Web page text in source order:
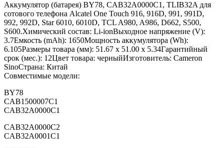
Аккумулятор (батарея) BY78, CAB32A0000C1, TLIB32A для
сотового телефона Alcatel One Touch 916, 916D, 991, 991D,
992, 992D, Star 6010, 6010D, TCL A980, A986, D662, S500,
S600.Химический состав: Li-ionВыходное напряжение (V):
3.7Емкость (mAh): 1650Мощность аккумулятора (Wh):
6.105Размеры товара (мм): 51.67 x 51.00 x 5.34Гарантийный
срок (мес.): 12Цвет товара: черныйИзготовитель: Cameron
SinoСтрана: Китай
Совместимые модели:
BY78
CAB1500007C1
CAB32A0000C1
CAB32A0000C2
CAB32A0001C1